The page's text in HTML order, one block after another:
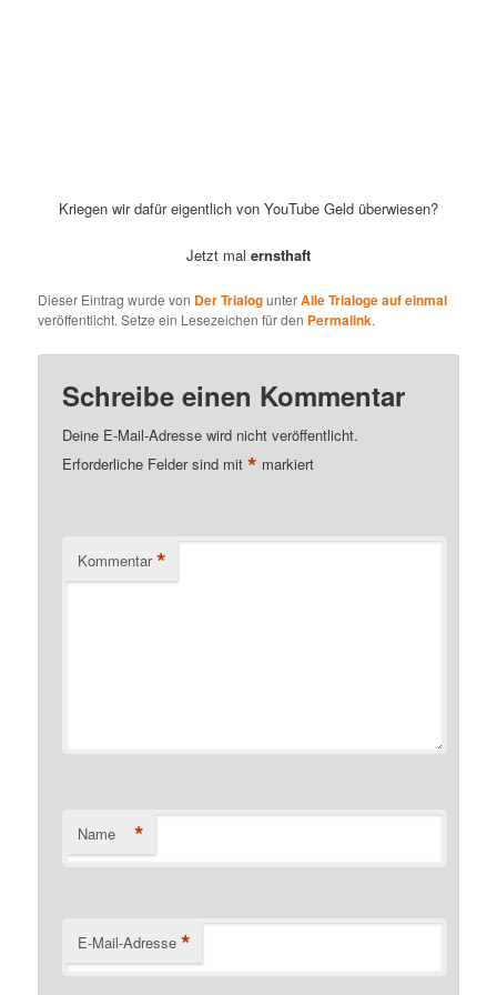
Kriegen wir dafür eigentlich von YouTube Geld überwiesen?
Jetzt mal ernsthaft
Dieser Eintrag wurde von Der TrialogunterAlle Trialoge auf einmal
veröffentlicht. Setze ein Lesezeichen für den Permalink.
Schreibe einen Kommentar
Deine E-Mail-Adresse wird nicht veröffentlicht.
Erforderliche Felder sind mit* markiert
Kommentar *
Name *
E-Mail-Adresse *